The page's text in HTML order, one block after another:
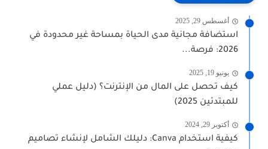
أغسطس 29, 2025
استضافة مجانية مدى الحياة بمساحة غير محدودة في
2026: فرصة...
يونيو 19, 2025
كيف تحصل على المال من الإنترنت؟ (دليل عملي
للمبتدئين 2025)
أكتوبر 29, 2024
كيفية استخدام Canva: دليلك الشامل لإنشاء تصاميم